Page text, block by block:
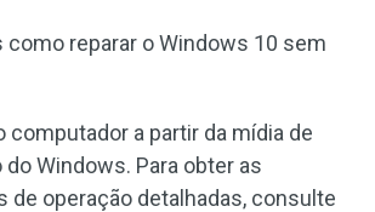
como reparar o Windows 10 sem
computador a partir da mídia de
do Windows. Para obter as
de operação detalhadas, consulte